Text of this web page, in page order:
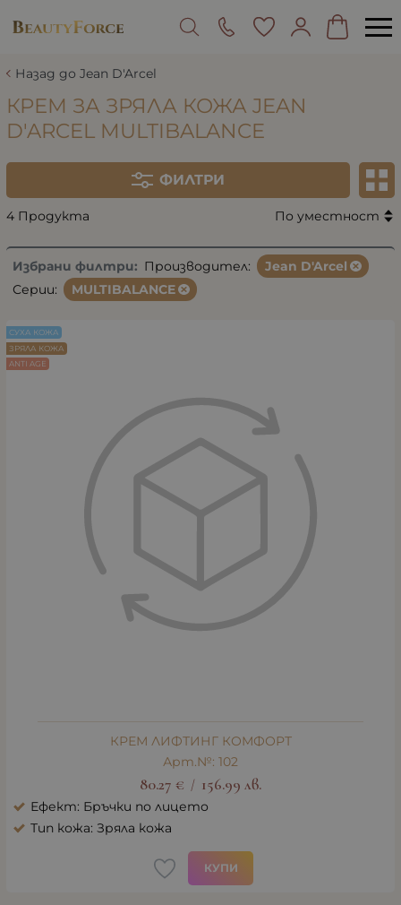
Назад до Jean D'Arcel
КРЕМ ЗА ЗРЯЛА КОЖА JEAN
D'ARCEL MULTIBALANCE
ФИЛТРИ
4 Продукта По уместност
Избрани филтри: Производител:
Jean D'Arcel
Серии:
MULTIBALANCE
КРЕМ ЛИФТИНГ КОМФОРТ
Арт.№: 102
80.27 € / 156.99 лв.
Ефект: Бръчки по лицето
Тип кожа: Зряла кожа
КУПИ
СУХА КОЖА
ЗРЯЛА КОЖА
ANTI AGE